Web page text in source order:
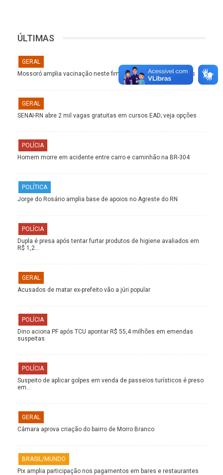
ÚLTIMAS
GERAL
Mossoró amplia vacinação neste fim de semana; veja os pontos
GERAL
SENAI-RN abre 2 mil vagas gratuitas em cursos EAD; veja opções
POLÍCIA
Homem morre em acidente entre carro e caminhão na BR-304
POLÍTICA
Jorge do Rosário amplia base de apoios no Agreste do RN
POLÍCIA
Dupla é presa após tentar furtar produtos de higiene avaliados em
R$ 1,2…
GERAL
Acusados de matar ex-prefeito vão a júri popular
POLÍCIA
Dino aciona PF após TCU apontar R$ 55,4 milhões em emendas
suspeitas
POLÍCIA
Suspeito de aplicar golpes em venda de passeios turísticos é preso
em…
GERAL
Câmara aprova criação do bairro de Morro Branco
BRASIL/MUNDO
Pix amplia participação nos pagamentos em bares e restaurantes